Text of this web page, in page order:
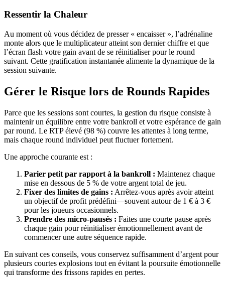
Ressentir la Chaleur
Au moment où vous décidez de presser « encaisser », l’adrénaline
monte alors que le multiplicateur atteint son dernier chiffre et que
l’écran flash votre gain avant de se réinitialiser pour le round
suivant. Cette gratification instantanée alimente la dynamique de la
session suivante.
Gérer le Risque lors de Rounds Rapides
Parce que les sessions sont courtes, la gestion du risque consiste à
maintenir un équilibre entre votre bankroll et votre espérance de gain
par round. Le RTP élevé (98 %) couvre les attentes à long terme,
mais chaque round individuel peut fluctuer fortement.
Une approche courante est :
Parier petit par rapport à la bankroll : Maintenez chaque
mise en dessous de 5 % de votre argent total de jeu.
Fixer des limites de gains : Arrêtez-vous après avoir atteint
un objectif de profit prédéfini—souvent autour de 1 € à 3 €
pour les joueurs occasionnels.
Prendre des micro-pausés : Faites une courte pause après
chaque gain pour réinitialiser émotionnellement avant de
commencer une autre séquence rapide.
En suivant ces conseils, vous conservez suffisamment d’argent pour
plusieurs courtes explosions tout en évitant la poursuite émotionnelle
qui transforme des frissons rapides en pertes.